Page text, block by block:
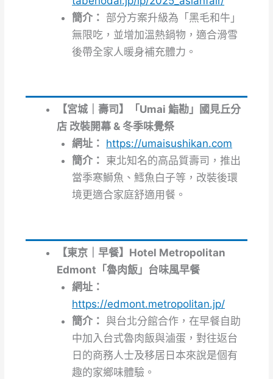
簡介： 部分方案升級為「黑毛和牛」
無限吃，並增加溫熱鍋物，適合滑雪
後帶全家人暖身補充體力。
【宮城｜壽司】「Umai 鮨勘」國見丘分
店 改裝開幕 & 冬季味覺祭
網址： https://umaisushikan.com
簡介： 東北知名的高品質壽司，推出
當季寒鰤魚、鱈魚白子等，改裝後環
境更適合家庭舒適用餐。
【東京｜早餐】Hotel Metropolitan
Edmont「魯肉飯」台味風早餐
網址：
https://edmont.metropolitan.jp/
簡介： 與台北分館合作，在早餐自助
中加入台式魯肉飯與滷蛋，對往返台
日的商務人士及移居日本來說是個有
趣的家鄉味體驗。